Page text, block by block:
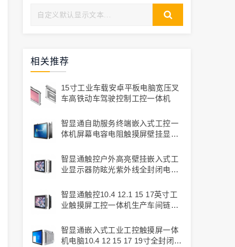
相关推荐
15寸工业车载安卓平板电脑宽压叉
车高铁动车驾驶控制工控一体机
智显通自助服务终端嵌入式工控一
体机屏幕电容电阻触摸屏壁挂显示
智显通触控户外高亮壁挂嵌入式工
业显示器防眩光紫外线全封闭电容
显示屏
智显通触控10.4 12.1 15 17英寸工
业触摸屏工控一体机生产车间链接
电容电阻显示器
智显通嵌入式工业工控触摸屏一体
机电脑10.4 12 15 17 19寸全封闭电